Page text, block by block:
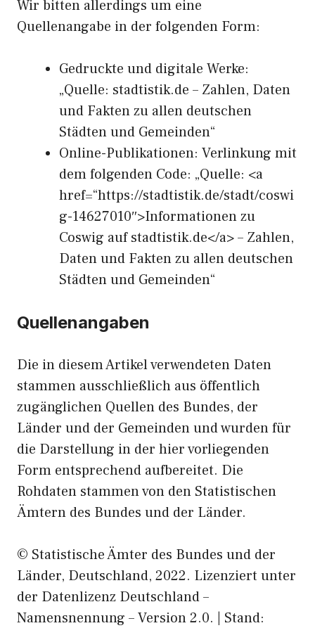
Wir bitten allerdings um eine
Quellenangabe in der folgenden Form:
Gedruckte und digitale Werke:
„Quelle: stadtistik.de – Zahlen, Daten
und Fakten zu allen deutschen
Städten und Gemeinden“
Online-Publikationen: Verlinkung mit
dem folgenden Code: „Quelle: <a
href=“https://stadtistik.de/stadt/coswi
g-14627010″>Informationen zu
Coswig auf stadtistik.de</a> – Zahlen,
Daten und Fakten zu allen deutschen
Städten und Gemeinden“
Quellenangaben
Die in diesem Artikel verwendeten Daten
stammen ausschließlich aus öffentlich
zugänglichen Quellen des Bundes, der
Länder und der Gemeinden und wurden für
die Darstellung in der hier vorliegenden
Form entsprechend aufbereitet. Die
Rohdaten stammen von den Statistischen
Ämtern des Bundes und der Länder.
© Statistische Ämter des Bundes und der
Länder, Deutschland, 2022. Lizenziert unter
der Datenlizenz Deutschland –
Namensnennung – Version 2.0. | Stand: